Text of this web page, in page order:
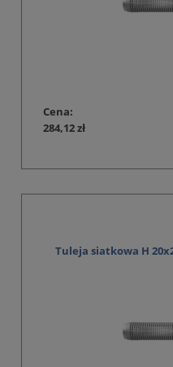
Cena:
284,12 zł
Tuleja siatkowa H